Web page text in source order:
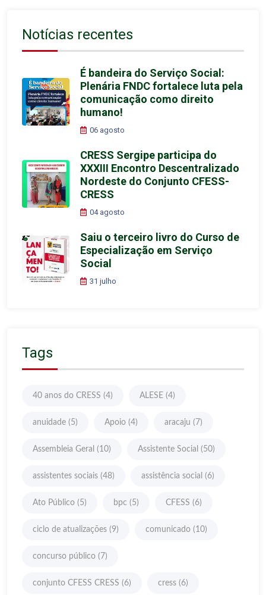
Notícias recentes
É bandeira do Serviço Social:
Plenária FNDC fortalece luta pela
comunicação como direito
humano!
06 agosto
CRESS Sergipe participa do
XXXIII Encontro Descentralizado
Nordeste do Conjunto CFESS-
CRESS
04 agosto
Saiu o terceiro livro do Curso de
Especialização em Serviço
Social
31 julho
Tags
40 anos do CRESS (4) ALESE (4)
anuidade (5) Apoio (4) aracaju (7)
Assembleia Geral (10) Assistente Social (50)
assistentes sociais (48) assistência social (6)
Ato Público (5) bpc (5) CFESS (6)
ciclo de atualizações (9) comunicado (10)
concurso público (7)
conjunto CFESS CRESS (6) cress (6)